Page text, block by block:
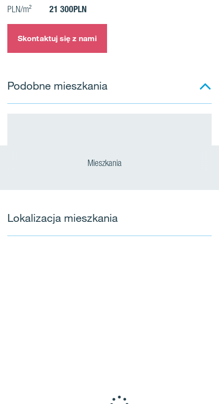
PLN/m² 21 300PLN
Skontaktuj się z nami
Podobne mieszkania
Mieszkania
Lokalizacja mieszkania